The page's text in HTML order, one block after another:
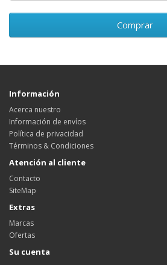
Comprar
Información
Acerca nuestro
Información de envíos
Política de privacidad
Términos & Condiciones
Atención al cliente
Contacto
SiteMap
Extras
Marcas
Ofertas
Su cuenta